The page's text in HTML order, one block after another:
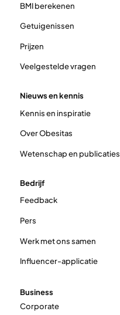
BMI berekenen
Getuigenissen
Prijzen
Veelgestelde vragen
Nieuws en kennis
Kennis en inspiratie
Over Obesitas
Wetenschap en publicaties
Bedrijf
Feedback
Pers
Werk met ons samen
Influencer-applicatie
Business
Corporate